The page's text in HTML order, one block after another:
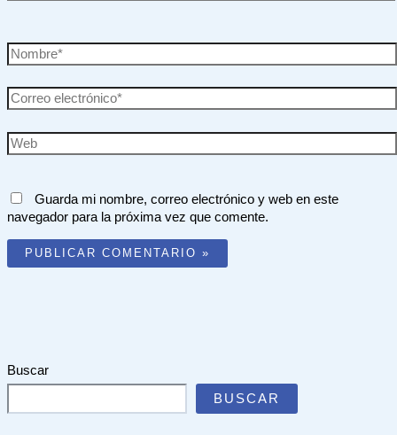
Nombre*
Correo
electrónico*
Web
Guarda mi nombre, correo electrónico y web en este
navegador para la próxima vez que comente.
Buscar
BUSCAR